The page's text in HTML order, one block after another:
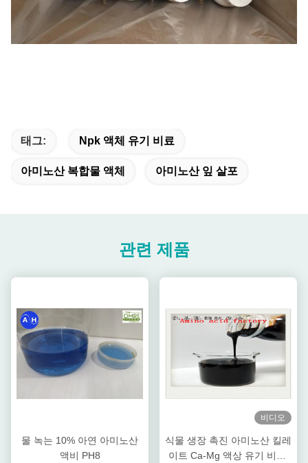
태그: Npk 액체 유기 비료
아미노산 복합물 액체 아미노산 잎 살포
관련 제품
물 녹는 10% 아연 아미노산
액비 PH8
비디오
식물 생장 촉진 아미노산 킬레
이트 Ca-Mg 액상 유기 비료,